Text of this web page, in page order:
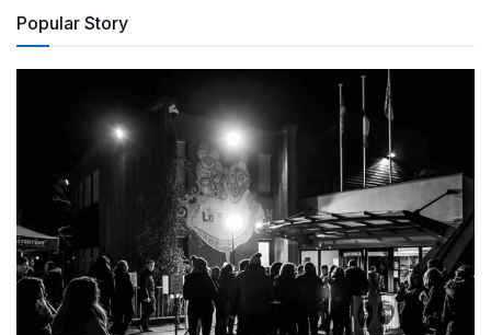
Popular Story